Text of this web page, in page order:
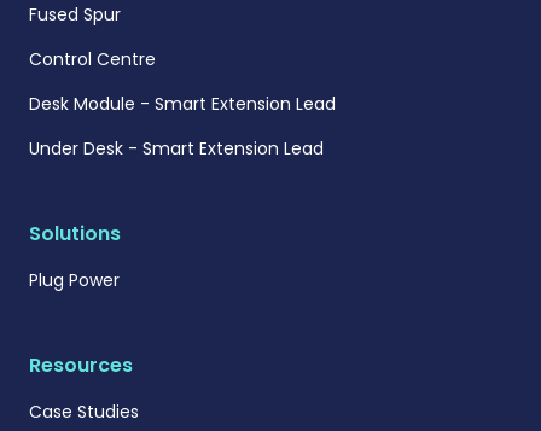
Fused Spur
Control Centre
Desk Module - Smart Extension Lead
Under Desk - Smart Extension Lead
Solutions
Plug Power
Resources
Case Studies